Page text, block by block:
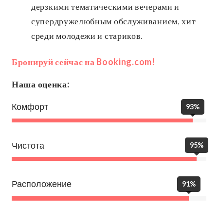
дерзкими тематическими вечерами и
супердружелюбным обслуживанием, хит
среди молодежи и стариков.
Бронируй сейчас на Booking.com!
Наша оценка:
Комфорт 93%
Чистота 95%
Расположение 91%